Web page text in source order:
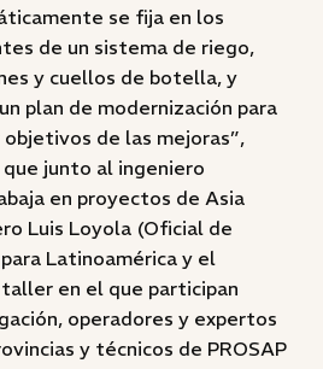
se fija en los
de un sistema de riego,
y cuellos de botella, y
plan de modernización para
de las mejoras”,
junto al ingeniero
en proyectos de Asia
Luis Loyola (Oficial de
Latinoamérica y el
en el que participan
operadores y expertos
y técnicos de PROSAP